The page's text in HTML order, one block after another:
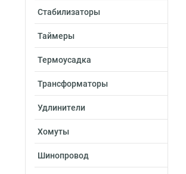
Стабилизаторы
Таймеры
Термоусадка
Трансформаторы
Удлинители
Хомуты
Шинопровод